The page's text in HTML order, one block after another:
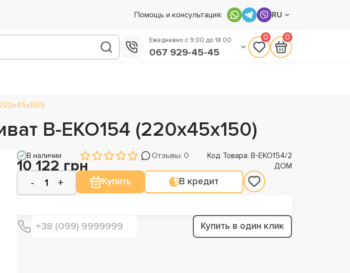
Помощь и консультация: RU
Ежедневно с 9:00 до 18:00
067 929-45-45
0 0
В-ЕКО154 (220х45х150)
В наличии Отзывы: 0 Код Товара: В-ЕКО154/2
10 122 грн ДОМ
Купить В кредит
Купить в один клик